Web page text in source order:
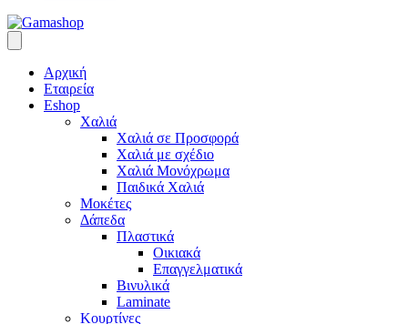
Αρχική
Εταιρεία
Eshop
Χαλιά
Χαλιά σε Προσφορά
Χαλιά με σχέδιο
Χαλιά Μονόχρωμα
Παιδικά Χαλιά
Μοκέτες
Δάπεδα
Πλαστικά
Οικιακά
Επαγγελματικά
Βινυλικά
Laminate
Κουρτίνες